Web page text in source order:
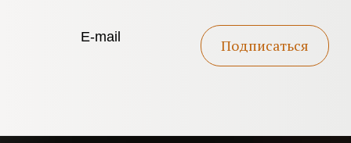
Подписаться